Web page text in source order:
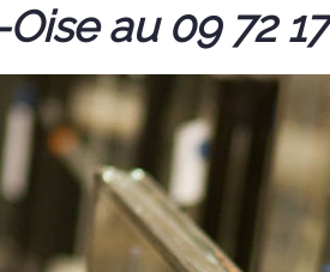
au 09 72